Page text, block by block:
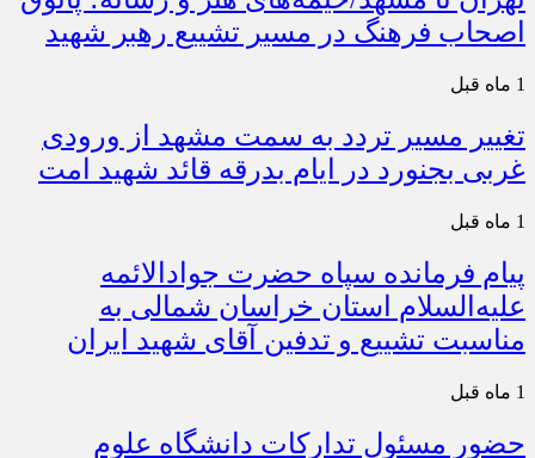
اصحاب فرهنگ در مسیر تشییع رهبر شهید
1 ماه قبل
تغییر مسیر تردد به سمت مشهد از ورودی
غربی بجنورد در ایام بدرقه قائد شهید امت
1 ماه قبل
پیام فرمانده سپاه حضرت جوادالائمه
علیه‌السلام استان خراسان شمالی به
مناسبت تشییع و تدفین آقای شهید ایران
1 ماه قبل
حضور مسئول تدارکات دانشگاه علوم